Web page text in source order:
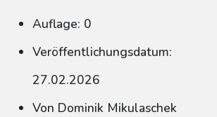
Auflage: 0
Veröffentlichungsdatum:
27.02.2026
Von Dominik Mikulaschek